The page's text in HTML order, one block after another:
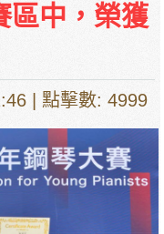
區中，榮獲
| 點擊數: 4999